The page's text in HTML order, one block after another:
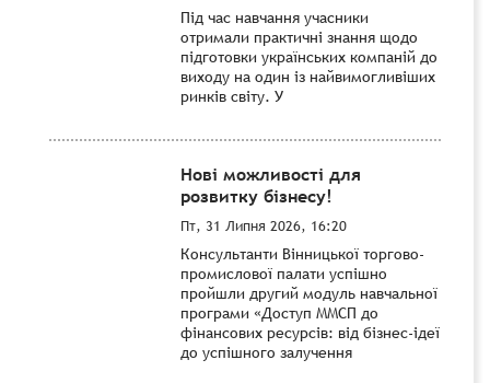
Під час навчання учасники
отримали практичні знання щодо
підготовки українських компаній до
виходу на один із найвимогливіших
ринків світу. У
Нові можливості для
розвитку бізнесу!
Пт, 31 Липня 2026, 16:20
Консультанти Вінницької торгово-
промислової палати успішно
пройшли другий модуль навчальної
програми «Доступ ММСП до
фінансових ресурсів: від бізнес-ідеї
до успішного залучення